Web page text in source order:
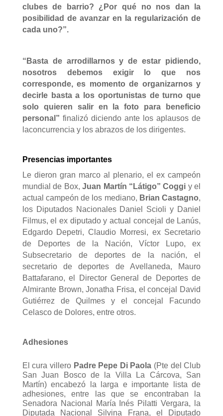
clubes de barrio? ¿ Por qué no nos dan la
posibilidad de avanzar en la regularización de
cada uno?”.
“Basta de arrodillarnos y de estar pidiendo,
nosotros debemos exigir lo que nos
corresponde, es momento de organizarnos y
decirle basta a los oportunistas de turno que
solo quieren salir en la foto para beneficio
personal ” finalizó diciendo ante los aplausos de
laconcurrencia y los abrazos de los dirigentes.
Presencias importantes
Le dieron gran marco al plenario, el ex campeón
mundial de Box,Juan Martín “Látigo” Coggi y el
actual campeón de los mediano, Brian Castagno,
los Diputados Nacionales Daniel Scioli y Daniel
Filmus, el ex diputado y actual concejal de Lanús,
Edgardo Depetri, Claudio Morresi, ex Secretario
de Deportes de la Nación, Víctor Lupo, ex
Subsecretario de deportes de la nación, el
secretario de deportes de Avellaneda, Mauro
Battafarano, el Director General de Deportes de
Almirante Brown, Jonatha Frisa, el concejal David
Gutiérrez de Quilmes y el concejal Facundo
Celasco de Dolores, entre otros.
Adhesiones
El cura villero Padre Pepe Di Paola (Pte del Club
San Juan Bosco de la Villa La Cárcova, San
Martín) encabezó la larga e importante lista de
adhesiones, entre las que se encontraban la
Senadora Nacional María Inés Pilatti Vergara, la
Diputada Nacional Silvina Frana, el Diputado